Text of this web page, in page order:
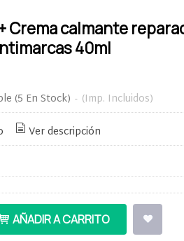
Crema calmante
40ml
(5 En Stock) - (Imp. Incluidos)
Ver descripción
AÑADIR A CARRITO